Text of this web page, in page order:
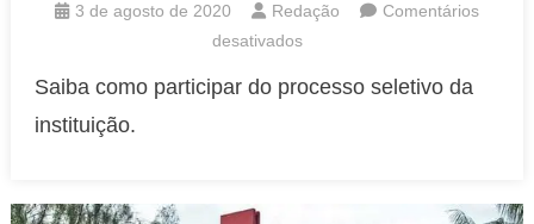
3 de agosto de 2020 Redação
Comentários
desativadosem
vestibulinho,
Saiba como participar do processo seletivo da
instituição.